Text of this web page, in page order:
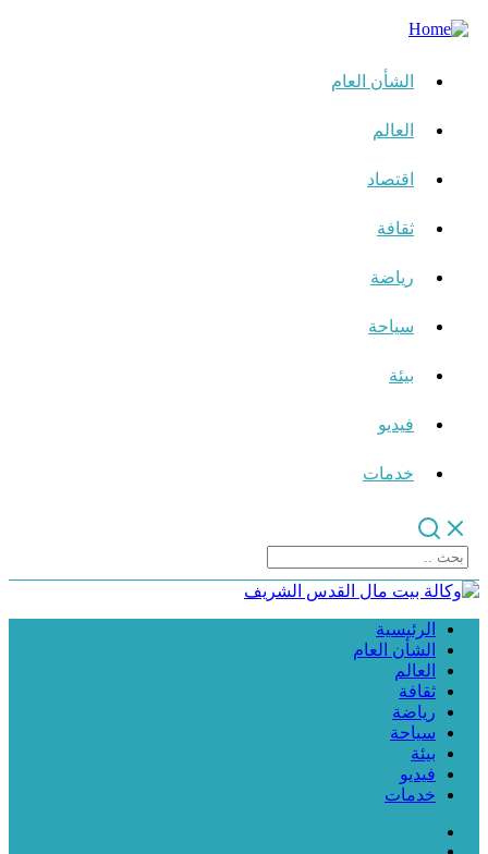
الشأن العام
العالم
اقتصاد
ثقافة
رياضة
سياحة
بيئة
فيديو
خدمات
الرئيسية
الشأن العام
العالم
ثقافة
رياضة
سياحة
بيئة
فيديو
خدمات